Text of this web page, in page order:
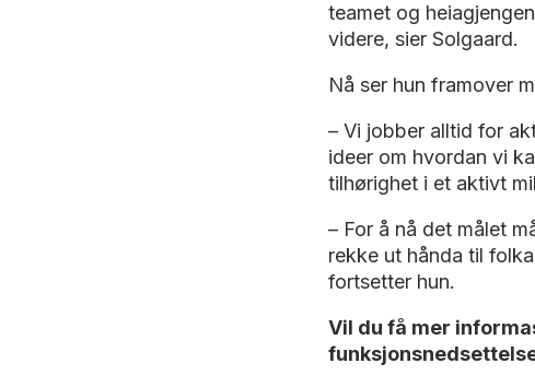
teamet og
videre, sier Solgaard.
Nå ser hun framover
– Vi jobber alltid for
ideer om hvordan vi
tilhørighet i et aktivt
– For å nå det målet
rekke ut hånda til
fortsetter hun.
Vil du få mer